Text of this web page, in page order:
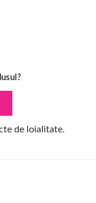
de loialitate.